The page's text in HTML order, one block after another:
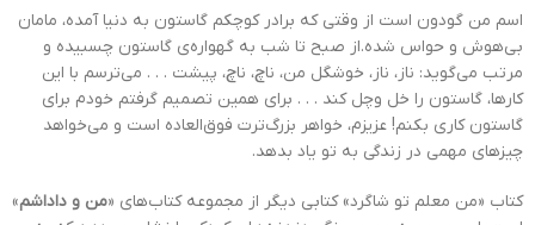
اسم من گودون است از وقتی که برادر کوچکم گاستون به دنیا آمده، مامان
بی‌هوش و حواس شده.از صبح تا شب به گهواره‌ی گاستون چسبیده و
مرتب می‌گوید: ناز، ناز، خوشگل من، ناچ، ناچ، پیشت . . . می‌ترسم با این
کارها، گاستون را خل وچل کند . . . برای همین تصمیم گرفتم خودم برای
گاستون کاری بکنم! عزیزم، خواهر بزرگ‌ترت فوق‌العاده است و می‌خواهد
چیزهای مهمی در زندگی به تو یاد بدهد.
کتاب «من معلم تو شاگرد» کتابی دیگر از مجموعه کتاب‌های «من و داداشم»